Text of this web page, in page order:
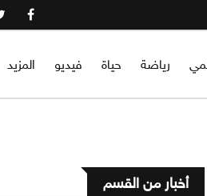
رياضة حياة فيديو المزيد
أخبار من القسم